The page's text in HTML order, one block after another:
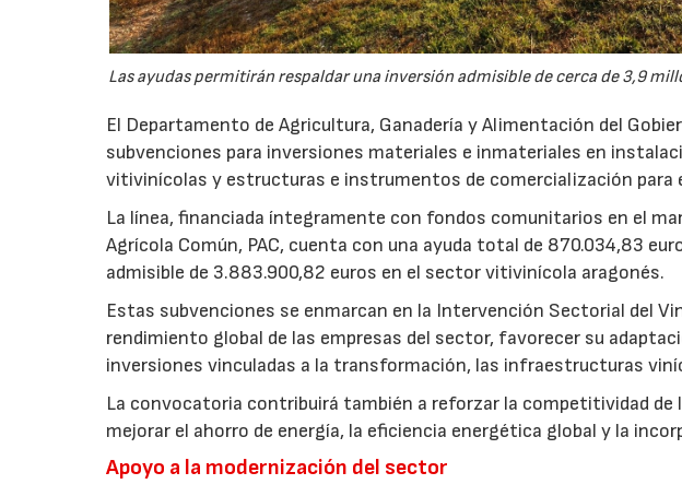
Las ayudas permitirán respaldar una inversión admisible de cerca de 3,9
El Departamento de Agricultura, Ganadería y Alimentación del
subvenciones para inversiones materiales e inmateriales en
vitivinícolas y estructuras e instrumentos de comercialización para
La línea, financiada íntegramente con fondos comunitarios en el
Agrícola Común, PAC, cuenta con una ayuda total de 870.034,83
admisible de 3.883.900,82 euros en el sector vitivinícola aragonés.
Estas subvenciones se enmarcan en la Intervención Sectorial del
rendimiento global de las empresas del sector, favorecer su
inversiones vinculadas a la transformación, las infraestructuras
La convocatoria contribuirá también a reforzar la competitividad de
mejorar el ahorro de energía, la eficiencia energética global y la
Apoyo a la modernización del sector